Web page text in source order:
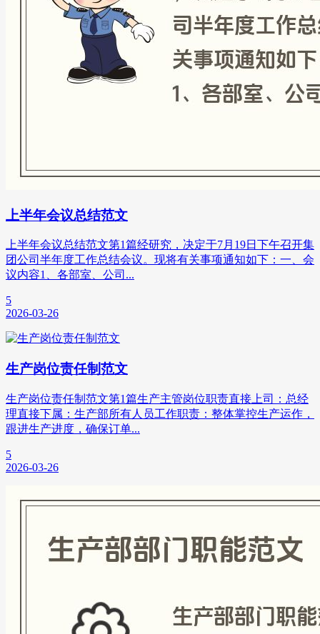
上半年会议总结范文
上半年会议总结范文第1篇经研究，决定于7月19日下午召开集
团公司半年度工作总结会议。现将有关事项通知如下：一、会
议内容1、各部室、公司...
5
2026-03-26
生产岗位责任制范文
生产岗位责任制范文第1篇生产主管岗位职责直接上司：总经
理直接下属：生产部所有人员工作职责：整体掌控生产运作，
跟进生产进度，确保订单...
5
2026-03-26